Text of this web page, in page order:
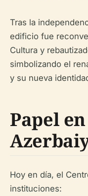
Tras la
edificio fue
Cultura y
simbolizando el
y su nueva
Papel
Hoy en día, el
instituciones: